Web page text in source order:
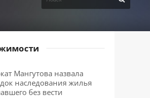
Мангутова назвала
наследования жилья
без вести